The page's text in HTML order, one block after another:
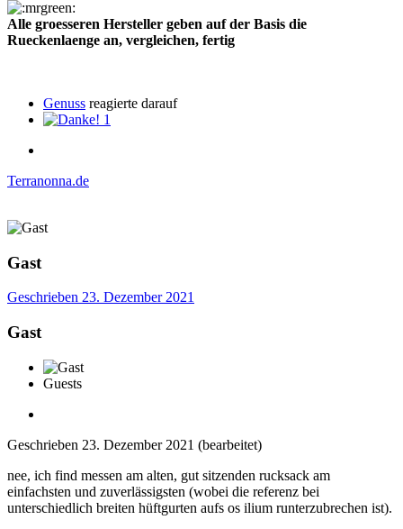
Alle groesseren Hersteller geben auf der Basis die
Rueckenlaenge an, vergleichen, fertig
Genuss reagierte darauf
1
Terranonna.de
Gast
Geschrieben 23. Dezember 2021
Gast
Guests
Geschrieben 23. Dezember 2021 (bearbeitet)
nee, ich find messen am alten, gut sitzenden rucksack am
einfachsten und zuverlässigsten (wobei die referenz bei
unterschiedlich breiten hüftgurten aufs os ilium runterzubrechen ist).